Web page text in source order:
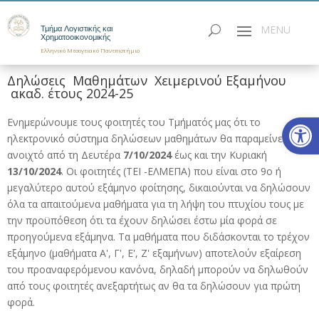
Τμήμα Λογιστικής και
Χρηματοοικονομικής
Ελληνικό Μεσογειακό Πανεπιστήμιο
Δηλώσεις Μαθημάτων Χειμερινού Εξαμήνου
ακαδ. έτους 2024-25
Ενημερώνουμε τους φοιτητές του Τμήματός μας ότι το
ηλεκτρονικό σύστημα δηλώσεων μαθημάτων θα παραμείνει
ανοιχτό από τη Δευτέρα 7/10/2024έως και την Κυριακή
13/10/2024. Οι φοιτητές (ΤΕΙ -ΕΛΜΕΠΑ) που είναι στο 9ο ή
μεγαλύτερο αυτού εξάμηνο φοίτησης, δικαιούνται να δηλώσουν
όλα τα απαιτούμενα μαθήματα για τη λήψη του πτυχίου τους με
την προϋπόθεση ότι τα έχουν δηλώσει έστω μία φορά σε
προηγούμενα εξάμηνα. Τα μαθήματα που διδάσκονται το τρέχον
εξάμηνο (μαθήματα Α', Γ', Ε', Ζ' εξαμήνων) αποτελούν εξαίρεση
του προαναφερόμενου κανόνα, δηλαδή μπορούν να δηλωθούν
από τους φοιτητές ανεξαρτήτως αν θα τα δηλώσουν για πρώτη
φορά.